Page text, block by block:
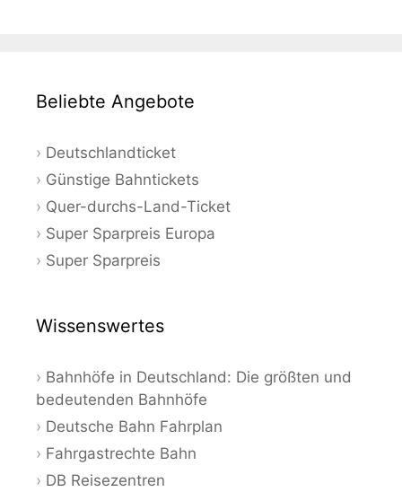
Beliebte Angebote
Deutschlandticket
Günstige Bahntickets
Quer-durchs-Land-Ticket
Super Sparpreis Europa
Super Sparpreis
Wissenswertes
Bahnhöfe in Deutschland: Die größten und
bedeutenden Bahnhöfe
Deutsche Bahn Fahrplan
Fahrgastrechte Bahn
DB Reisezentren